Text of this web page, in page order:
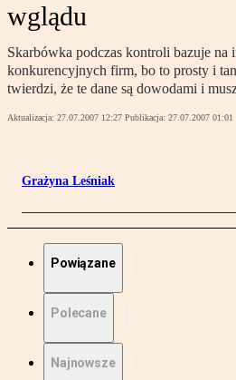
wglądu
Skarbówka podczas kontroli bazuje na
konkurencyjnych firm, bo to prosty i
twierdzi, że te dane są dowodami i
Aktualizacja: 27.07.2007 12:27 Publikacja: 27.07.2007 01:01
Grażyna Leśniak
Powiązane
Polecane
Najnowsze